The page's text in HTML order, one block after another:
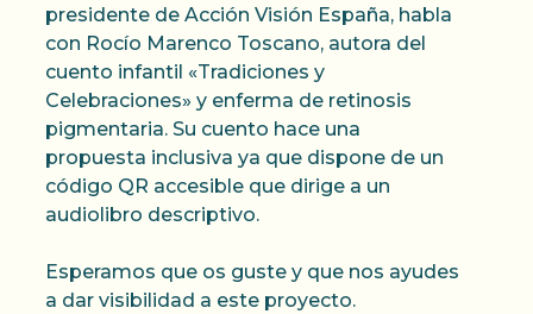
presidente de Acción Visión España, habla
con Rocío Marenco Toscano, autora del
cuento infantil «Tradiciones y
Celebraciones» y enferma de retinosis
pigmentaria. Su cuento hace una
propuesta inclusiva ya que dispone de un
código QR accesible que dirige a un
audiolibro descriptivo.
Esperamos que os guste y que nos ayudes
a dar visibilidad a este proyecto.